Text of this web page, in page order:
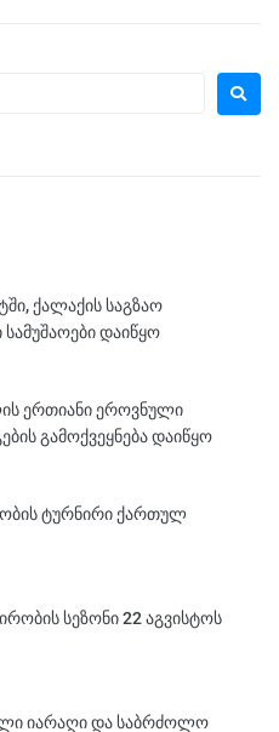
ქალაქის საგზაო
დაიწყო
ერთიანი ეროვნული
გამოქვეყნება დაიწყო
ტურნირი ქართულ
სეზონი 22 აგვისტოს
იარაღი და საბრძოლო